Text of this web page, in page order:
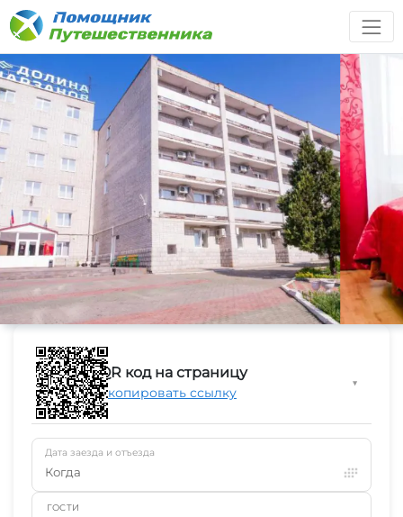
QR код на страницу
Скопировать ссылку
▼
Дата заезда и отъезда
Когда
ГОСТИ